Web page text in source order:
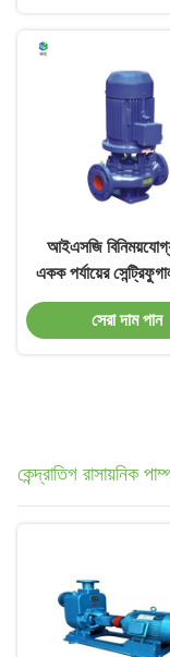
আইএসজি
একক পর্যায়ের
পাম্প
সেরা দাম পান
কেন্দ্রাতিগ রাসায়নিক